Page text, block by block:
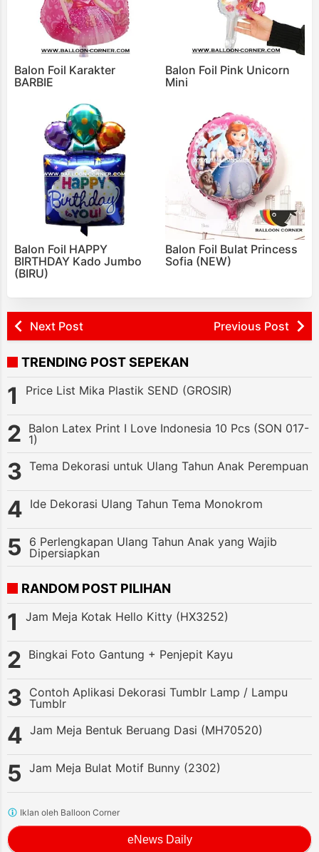
Balon Foil Karakter
BARBIE
Balon Foil Pink Unicorn
Mini
Balon Foil HAPPY
BIRTHDAY Kado Jumbo
(BIRU)
Balon Foil Bulat Princess
Sofia (NEW)
Next Post Previous Post
TRENDING POST SEPEKAN
Price List Mika Plastik SEND (GROSIR)
Balon Latex Print I Love Indonesia 10 Pcs (SON 017-
1)
Tema Dekorasi untuk Ulang Tahun Anak Perempuan
Ide Dekorasi Ulang Tahun Tema Monokrom
6 Perlengkapan Ulang Tahun Anak yang Wajib
Dipersiapkan
RANDOM POST PILIHAN
Jam Meja Kotak Hello Kitty (HX3252)
Bingkai Foto Gantung + Penjepit Kayu
Contoh Aplikasi Dekorasi Tumblr Lamp / Lampu
Tumblr
Jam Meja Bentuk Beruang Dasi (MH70520)
Jam Meja Bulat Motif Bunny (2302)
eNews Daily
Iklan oleh Balloon Corner